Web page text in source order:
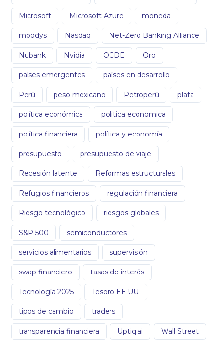
Microsoft Microsoft Azure moneda
moodys Nasdaq Net-Zero Banking Alliance
Nubank Nvidia OCDE Oro
países emergentes países en desarrollo
Perú peso mexicano Petroperú plata
política económica politica economica
política financiera política y economía
presupuesto presupuesto de viaje
Recesión latente Reformas estructurales
Refugios financieros regulación financiera
Riesgo tecnológico riesgos globales
S&P 500 semiconductores
servicios alimentarios supervisión
swap financiero tasas de interés
Tecnología 2025 Tesoro EE.UU.
tipos de cambio traders
transparencia financiera Uptiq.ai Wall Street